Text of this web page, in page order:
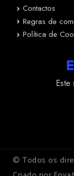
Contactos
Regras de
Política de
Este
© Todos os